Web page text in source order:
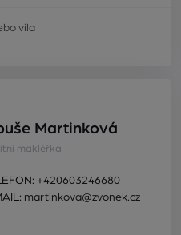
vila
Martinková
makléřka
+420603246680
martinkova@zvonek.cz